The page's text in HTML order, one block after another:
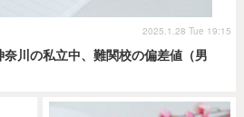
奈川の私立中、難関校の偏差値（男
2025.1.28 Tue 19:15